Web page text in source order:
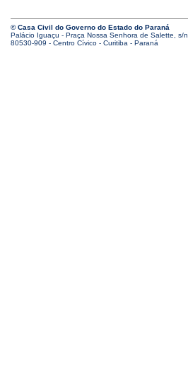
© Casa Civil do Governo do Estado do Paraná
Palácio Iguaçu - Praça Nossa Senhora de Salette, s/n
80530-909 - Centro Cívico - Curitiba - Paraná